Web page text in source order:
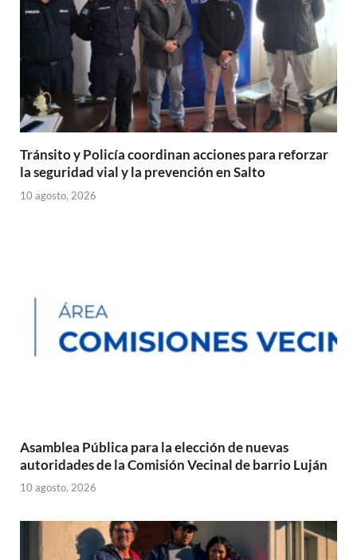
Tránsito y Policía coordinan acciones para reforzar
la seguridad vial y la prevención en Salto
10 agosto, 2026
Asamblea Pública para la elección de nuevas
autoridades de la Comisión Vecinal de barrio Luján
10 agosto, 2026